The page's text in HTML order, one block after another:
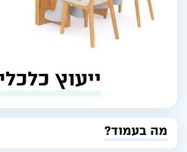
ייעוץ כלכלי
מה בעמוד?